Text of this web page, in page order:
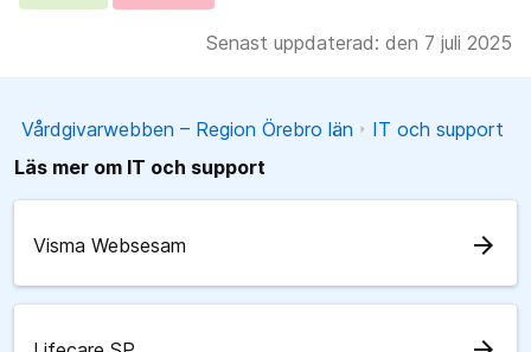
Senast uppdaterad: den 7 juli 2025
Vårdgivarwebben – Region Örebro län
IT och support
Läs mer om IT och support
Visma Websesam arrow_forward